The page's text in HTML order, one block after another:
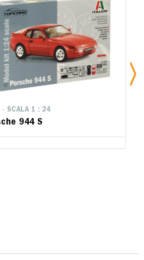
SCALA 1 : 24
944 S
SCALA 1 : 24
944 S